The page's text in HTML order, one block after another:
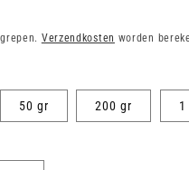
Verzendkosten worden
50 gr 200 gr 1